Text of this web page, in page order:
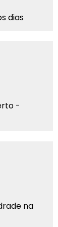
dias
-
na